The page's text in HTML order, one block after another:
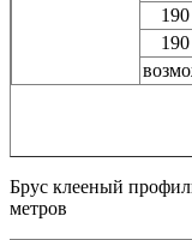
190
190
Брус клееный
метров